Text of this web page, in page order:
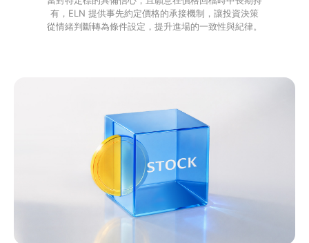
有，ELN 提供事先約定價格的承接機制，讓投資決策
從情緒判斷轉為條件設定，提升進場的一致性與紀律。